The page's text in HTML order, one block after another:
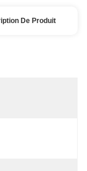
De Produit